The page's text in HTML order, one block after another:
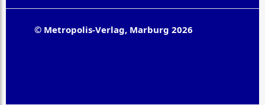
© Metropolis-Verlag, Marburg 2026